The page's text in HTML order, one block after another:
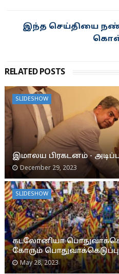
இந்த செய்தியை
RELATED POSTS
SLIDESHOW
இமாலய பிரகடனம் -
December 29, 2023
SLIDESHOW
கடலோனியா
கோரும் பொதுவாக்கெடுப்பு -
May 28, 2023